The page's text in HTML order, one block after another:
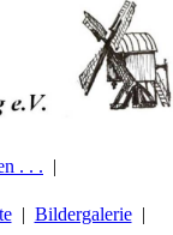
. . .
Bildergalerie